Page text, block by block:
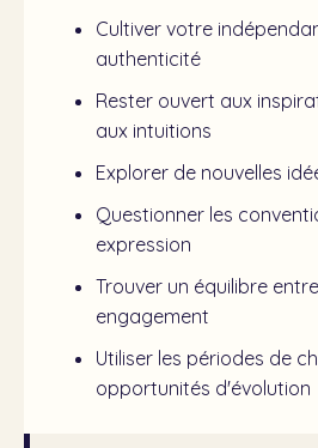
Cultiver votre
authenticité
Rester ouvert aux
aux intuitions
Explorer de nouvelles
Questionner les
expression
Trouver un équilibre
engagement
Utiliser les périodes de
opportunités d'évolution